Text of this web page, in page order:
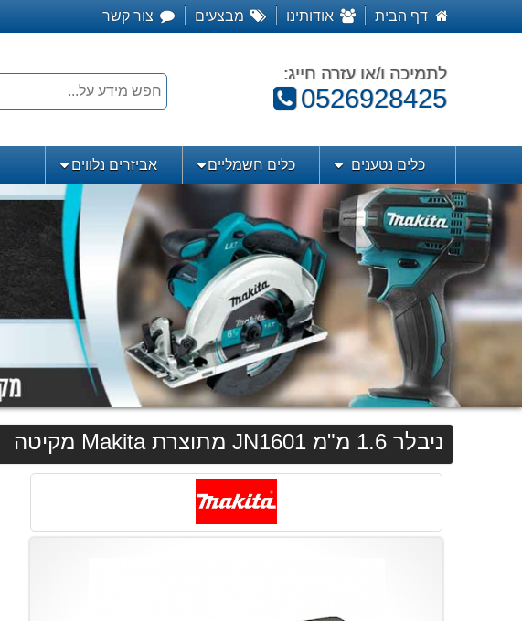
דף הבית אודותינו מבצעים צור קשר
לתמיכה ו/או עזרה חייג:
טלפון:
0526928425
כלים נטענים כלים חשמליים אביזרים נלווים
ניבלר 1.6 מ"מ JN1601 מתוצרת Makita מקיטה